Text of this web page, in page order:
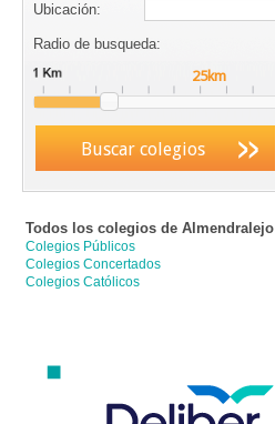
Ubicación:
Radio de busqueda:
Buscar colegios
Todos los colegios de Almendralejo
Colegios Públicos
Colegios Concertados
Colegios Católicos